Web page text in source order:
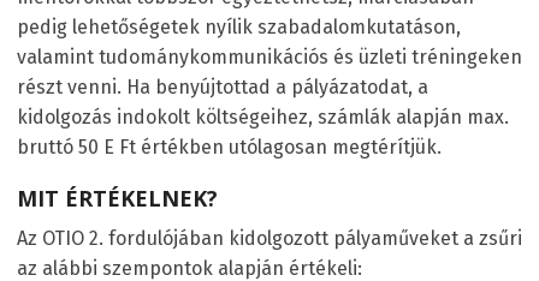
pedig lehetőségetek nyílik szabadalomkutatáson,
valamint tudománykommunikációs és üzleti tréningeken
részt venni. Ha benyújtottad a pályázatodat, a
kidolgozás indokolt költségeihez, számlák alapján max.
bruttó 50 E Ft értékben utólagosan megtérítjük.
MIT ÉRTÉKELNEK?
Az OTIO 2. fordulójában kidolgozott pályaműveket a zsűri
az alábbi szempontok alapján értékeli: